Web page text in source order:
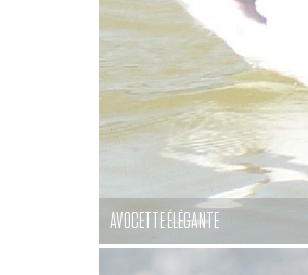
AVOCETTE ÉLÉGANTE